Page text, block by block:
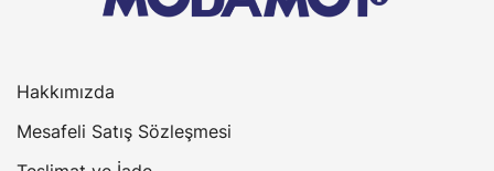
Hakkımızda
Mesafeli Satış Sözleşmesi